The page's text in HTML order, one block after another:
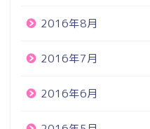
2016年8月
2016年7月
2016年6月